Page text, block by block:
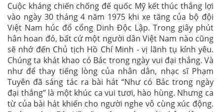
Cuộc kháng chiến chống đế quốc Mỹ kết thúc thắng lợi
vào ngày 30 tháng 4 năm 1975 khi xe tăng của bộ đội
Việt Nam húc đổ cổng Dinh Độc Lập. Trong giây phút
hân hoan đó, bất cứ một người dân Việt Nam nào cũng
sẽ nhớ đến Chủ tịch Hồ Chí Minh - vị lãnh tụ kính yêu.
Chúng ta khát khao có Bác trong ngày vui đại thắng. Và
như để thay tiếng lòng của nhân dân, nhạc sĩ Phạm
Tuyên đã sáng tác ra bài hát “Như có Bác trong ngày
đại thắng” là một khúc ca vui tươi, hào hùng. Nhưng ca
từ của bài hát khiến cho người nghe vô cùng xúc động.